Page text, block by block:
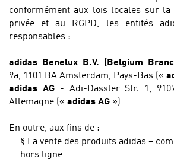
conformément aux lois locales sur
privée et au RGPD, les entités
responsables :
adidas Benelux B.V. (Belgium
9a, 1101 BA Amsterdam, Pays-Bas («
adidas AG- Adi-Dassler Str. 1,
Allemagne (« adidas AG »)
En outre, aux fins de :
§ La vente des produits adidas –
hors ligne